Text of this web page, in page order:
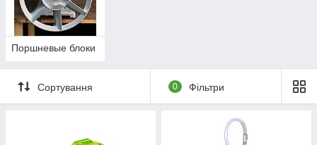
Поршневые блоки
Сортування 0 Фільтри